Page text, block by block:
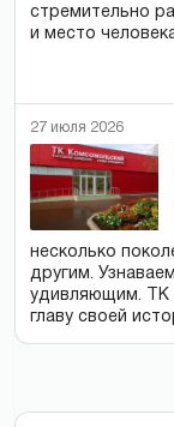
стремительно
и место
27 июля 2026
несколько
другим.
удивляющим. ТК
главу своей